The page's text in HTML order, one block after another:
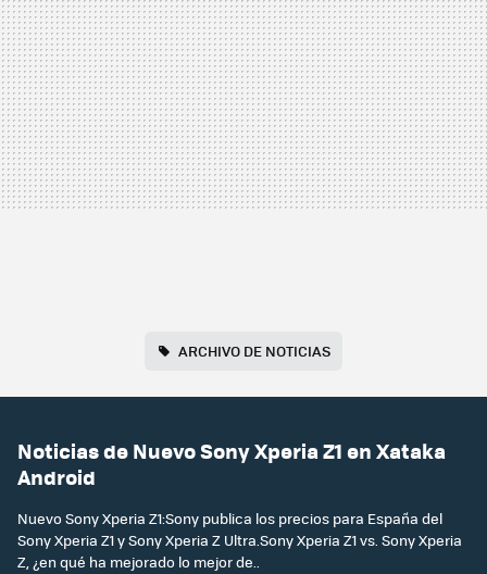
ARCHIVO DE NOTICIAS
Noticias de Nuevo Sony Xperia Z1 en Xataka
Android
Nuevo Sony Xperia Z1:Sony publica los precios para España del
Sony Xperia Z1 y Sony Xperia Z Ultra.Sony Xperia Z1 vs. Sony Xperia
Z, ¿en qué ha mejorado lo mejor de..